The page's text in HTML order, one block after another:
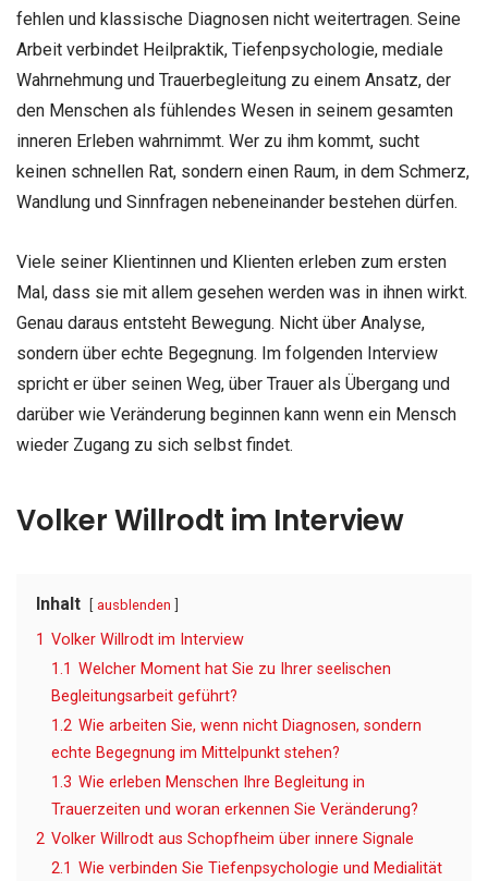
fehlen und klassische Diagnosen nicht weitertragen. Seine
Arbeit verbindet Heilpraktik, Tiefenpsychologie, mediale
Wahrnehmung und Trauerbegleitung zu einem Ansatz, der
den Menschen als fühlendes Wesen in seinem gesamten
inneren Erleben wahrnimmt. Wer zu ihm kommt, sucht
keinen schnellen Rat, sondern einen Raum, in dem Schmerz,
Wandlung und Sinnfragen nebeneinander bestehen dürfen.
Viele seiner Klientinnen und Klienten erleben zum ersten
Mal, dass sie mit allem gesehen werden was in ihnen wirkt.
Genau daraus entsteht Bewegung. Nicht über Analyse,
sondern über echte Begegnung. Im folgenden Interview
spricht er über seinen Weg, über Trauer als Übergang und
darüber wie Veränderung beginnen kann wenn ein Mensch
wieder Zugang zu sich selbst findet.
Volker Willrodt im Interview
Inhalt ausblenden
1 Volker Willrodt im Interview
1.1 Welcher Moment hat Sie zu Ihrer seelischen
Begleitungsarbeit geführt?
1.2 Wie arbeiten Sie, wenn nicht Diagnosen, sondern
echte Begegnung im Mittelpunkt stehen?
1.3 Wie erleben Menschen Ihre Begleitung in
Trauerzeiten und woran erkennen Sie Veränderung?
2 Volker Willrodt aus Schopfheim über innere Signale
2.1 Wie verbinden Sie Tiefenpsychologie und Medialität